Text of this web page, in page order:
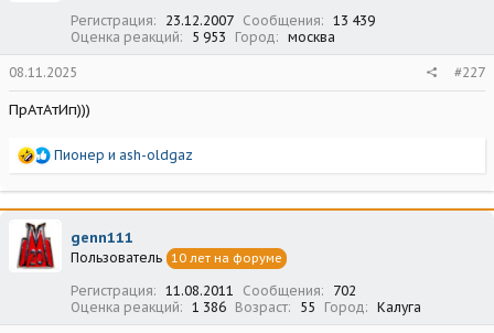
Регистрация 23.12.2007 Сообщения
13 439
Оценка реакций
5 953 Город москва
08.11.2025 #227
ПрАтАтИп)))
Р
а
к
и
Пионер и ash-oldgaz
genn111
Пользователь 10 лет на форуме
Регистрация 11.08.2011 Сообщения
702
Оценка реакций
1 386 Возраст 55 Город Калуга